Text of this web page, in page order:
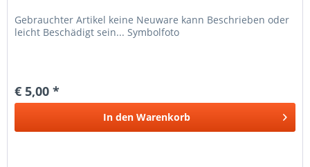
Gebrauchter Artikel keine Neuware kann Beschrieben oder
leicht Beschädigt sein... Symbolfoto
€ 5,00 *
In den Warenkorb